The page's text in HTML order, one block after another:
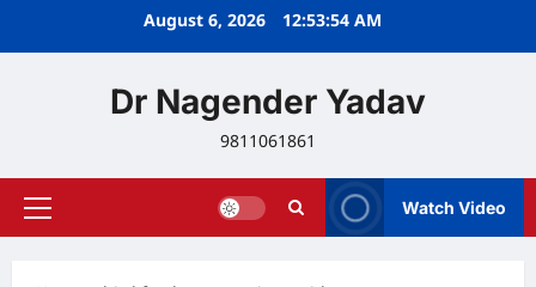
August 6, 2026 12:53:54 AM
Dr Nagender Yadav
9811061861
Primary
Watch Video